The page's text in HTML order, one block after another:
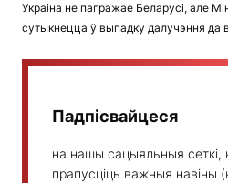
Украіна не пагражае Беларусі, але
сутыкнецца ў выпадку далучэння
Падпісвайцеся
на нашы сацыяльныя сеткі,
прапусціць важныя навіны